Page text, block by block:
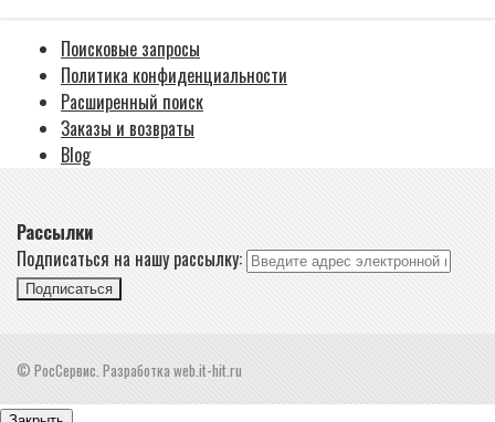
Поисковые запросы
Политика конфиденциальности
Расширенный поиск
Заказы и возвраты
Blog
Рассылки
Подписаться на нашу рассылку:
Подписаться
© РосСервис. Разработка web.it-hit.ru